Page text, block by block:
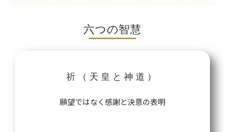
六つの智慧
祈（天皇と神道）
願望ではなく感謝と決意の表明